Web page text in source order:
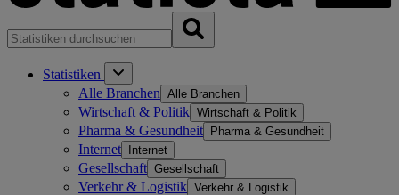
Statistiken
Alle Branchen Alle Branchen
Wirtschaft & Politik Wirtschaft & Politik
Pharma & Gesundheit Pharma & Gesundheit
Internet Internet
Gesellschaft Gesellschaft
Verkehr & Logistik Verkehr & Logistik